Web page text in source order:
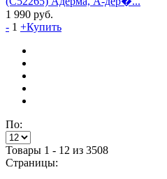
1 990 руб.
- 1 +Купить
По:
Товары 1 - 12 из 3508
Страницы: